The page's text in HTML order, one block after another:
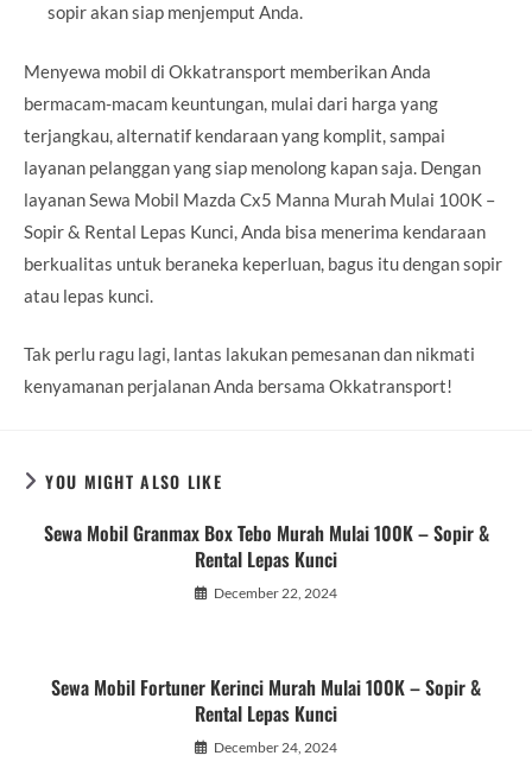
sopir akan siap menjemput Anda.
Menyewa mobil di Okkatransport memberikan Anda
bermacam-macam keuntungan, mulai dari harga yang
terjangkau, alternatif kendaraan yang komplit, sampai
layanan pelanggan yang siap menolong kapan saja. Dengan
layanan Sewa Mobil Mazda Cx5 Manna Murah Mulai 100K –
Sopir & Rental Lepas Kunci, Anda bisa menerima kendaraan
berkualitas untuk beraneka keperluan, bagus itu dengan sopir
atau lepas kunci.
Tak perlu ragu lagi, lantas lakukan pemesanan dan nikmati
kenyamanan perjalanan Anda bersama Okkatransport!
YOU MIGHT ALSO LIKE
Sewa Mobil Granmax Box Tebo Murah Mulai 100K – Sopir &
Rental Lepas Kunci
December 22, 2024
Sewa Mobil Fortuner Kerinci Murah Mulai 100K – Sopir &
Rental Lepas Kunci
December 24, 2024